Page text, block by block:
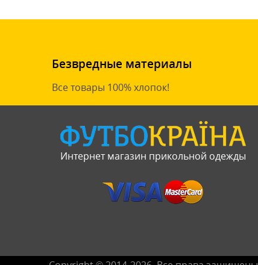
Безвредные материалы
Все товары 100% хлопок!
Интернет магазин прикольной одежды